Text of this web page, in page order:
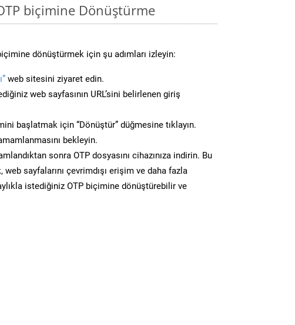
biçimine Dönüştürme
dönüştürmek için şu adımları izleyin:
web sitesini ziyaret edin.
web sayfasının URL’sini belirlenen giriş
başlatmak için “Dönüştür” düğmesine tıklayın.
bekleyin.
sonra OTP dosyasını cihazınıza indirin. Bu
web sayfalarını çevrimdışı erişim ve daha fazla
istediğiniz OTP biçimine dönüştürebilir ve